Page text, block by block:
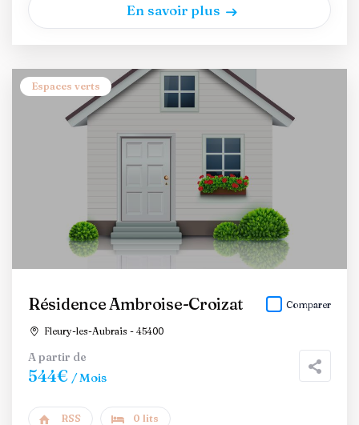
En savoir plus
Espaces verts
Résidence Ambroise-Croizat
Fleury-les-Aubrais - 45400
Comparer
A partir de
544€ / Mois
RSS 0 lits